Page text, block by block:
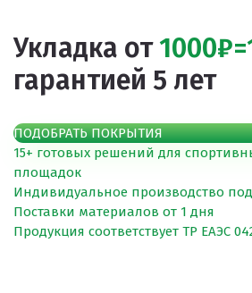
Укладка от1000
гарантией 5 лет
ПОДОБРАТЬ ПОКРЫТИЯ
15+ готовых решений для
площадок
Индивидуальное производство
Поставки материалов от 1 дня
Продукция соответствует ТР ЕАЭС